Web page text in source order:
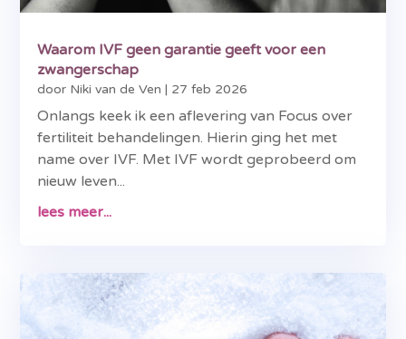
Waarom IVF geen garantie geeft voor een
zwangerschap
door Niki van de Ven | 27 feb 2026
Onlangs keek ik een aflevering van Focus over
fertiliteit behandelingen. Hierin ging het met
name over IVF. Met IVF wordt geprobeerd om
nieuw leven...
lees meer...